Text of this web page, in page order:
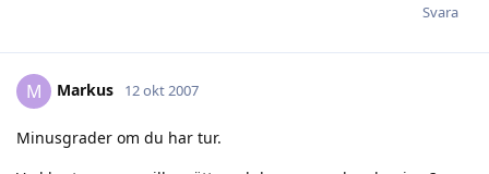
Svara
M Markus 12 okt 2007
Minusgrader om du har tur.